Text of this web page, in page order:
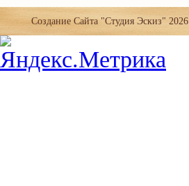
Создание Сайта "Студия Эскиз" 2026